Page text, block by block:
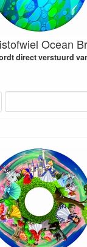
Ocean
direct verstuurd